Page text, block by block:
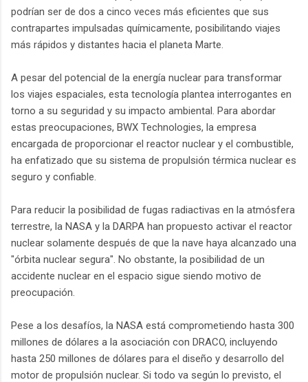
podrían ser de dos a cinco veces más eficientes que sus
contrapartes impulsadas químicamente, posibilitando viajes
más rápidos y distantes hacia el planeta Marte.
A pesar del potencial de la energía nuclear para transformar
los viajes espaciales, esta tecnología plantea interrogantes en
torno a su seguridad y su impacto ambiental. Para abordar
estas preocupaciones, BWX Technologies, la empresa
encargada de proporcionar el reactor nuclear y el combustible,
ha enfatizado que su sistema de propulsión térmica nuclear es
seguro y confiable.
Para reducir la posibilidad de fugas radiactivas en la atmósfera
terrestre, la NASA y la DARPA han propuesto activar el reactor
nuclear solamente después de que la nave haya alcanzado una
"órbita nuclear segura". No obstante, la posibilidad de un
accidente nuclear en el espacio sigue siendo motivo de
preocupación.
Pese a los desafíos, la NASA está comprometiendo hasta 300
millones de dólares a la asociación con DRACO, incluyendo
hasta 250 millones de dólares para el diseño y desarrollo del
motor de propulsión nuclear. Si todo va según lo previsto, el